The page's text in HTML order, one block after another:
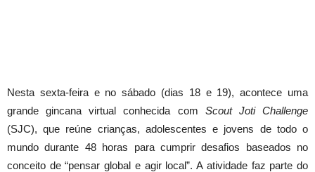
Nesta sexta-feira e no sábado (dias 18 e 19), acontece uma
grande gincana virtual conhecida com Scout Joti Challenge
(SJC), que reúne crianças, adolescentes e jovens de todo o
mundo durante 48 horas para cumprir desafios baseados no
conceito de “pensar global e agir local”. A atividade faz parte do